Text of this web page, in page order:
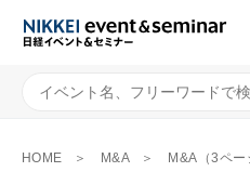
HOME M&A M&A（3ペー